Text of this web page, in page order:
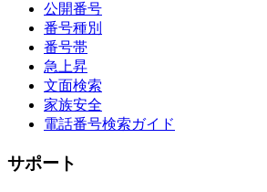
公開番号
番号種別
番号帯
急上昇
文面検索
家族安全
電話番号検索ガイド
サポート